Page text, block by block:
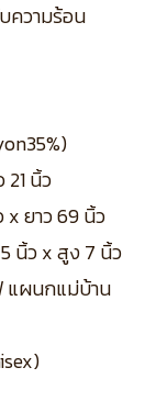
ความร้อน
21 นิ้ว
x ยาว 69 นิ้ว
นิ้ว x สูง 7 นิ้ว
แผนกแม่บ้าน